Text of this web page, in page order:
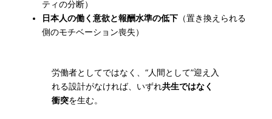
ティの分断）
日本人の働く意欲と報酬水準の低下 （置き換えられる
側のモチベーション喪失）
労働者としてではなく、“人間として”迎え入
れる設計がなければ、いずれ共生ではなく
衝突を生む。